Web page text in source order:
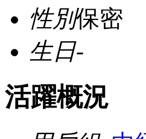
性別保密
生日-
活躍概況